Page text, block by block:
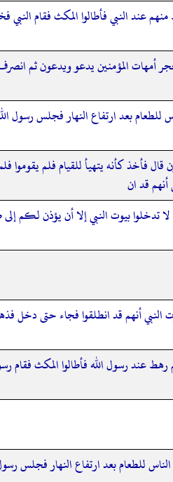
منهم عند النبي فأطالوا المكث فقام
أمهات المؤمنين يدعو ويدعون ثم
للطعام بعد ارتفاع النهار فجلس
كأنه يتهيأ للقيام فلم يقوموا
قد ان
تدخلوا بيوت النبي إلا أن يؤذن لكم
أنهم قد انطلقوا فجاء حتى دخل
رهط عند رسول الله فأطالوا المكث
للطعام بعد ارتفاع النهار فجلس